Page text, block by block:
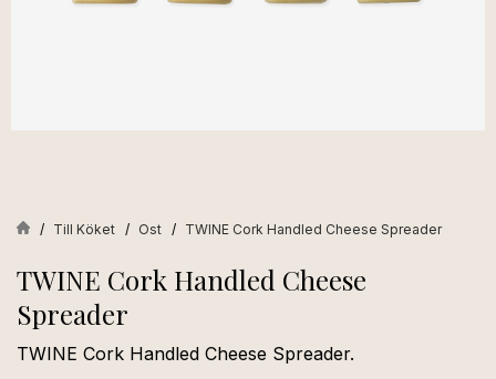
Till Köket Ost TWINE Cork Handled Cheese Spreader
TWINE Cork Handled Cheese
Spreader
TWINE Cork Handled Cheese Spreader.